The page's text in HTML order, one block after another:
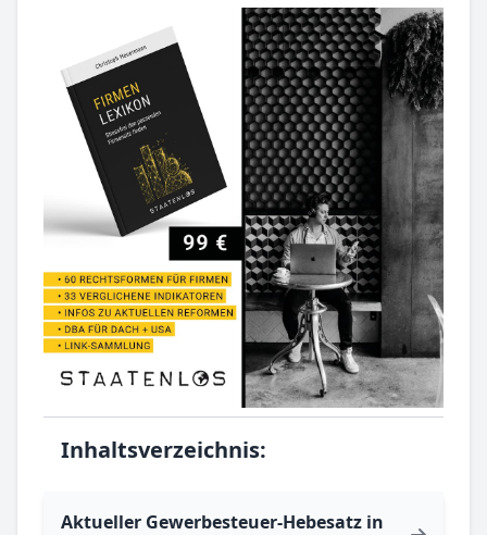
Inhaltsverzeichnis:
Aktueller Gewerbesteuer-Hebesatz in